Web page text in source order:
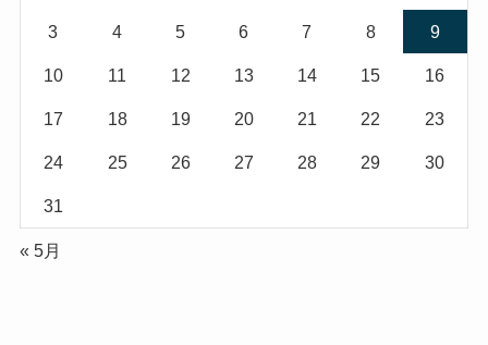
3 4 5 6 7 8 9
10 11 12 13 14 15 16
17 18 19 20 21 22 23
24 25 26 27 28 29 30
31
« 5月